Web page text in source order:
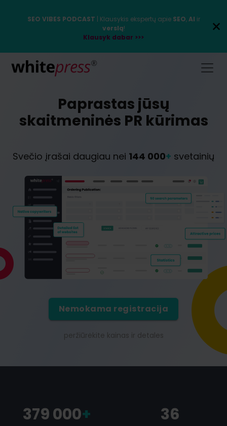
SEO VIBES PODCAST | Klausykis ekspertų apie SEO,AI ir
verslą!
Klausyk dabar >>>
Paprastas jūsų
skaitmeninės PR kūrimas
Svečio įrašai daugiau nei 144 000+ svetainių
Nemokama registracija
peržiūrėkite kainas ir detales
379 000+ 36